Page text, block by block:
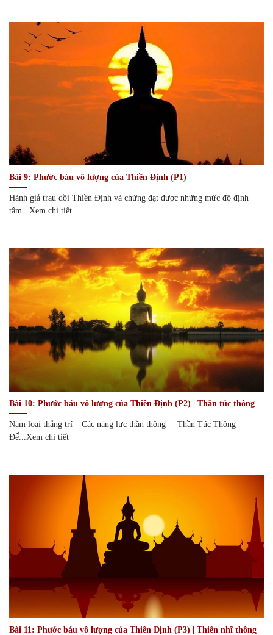
Bài 9: Phước báu vô lượng của Thiền Định (P1)
Hành giả trau dồi Thiền Định và chứng đạt được những mức độ định
tâm...Xem chi tiết
Bài 10: Phước báu vô lượng của Thiền Định (P2) | Thần túc thông
Năm loại thắng trí – Các năng lực thần thông – Thần Túc Thông
Để...Xem chi tiết
Bài 11: Phước báu vô lượng của Thiền Định (P3) | Thiên nhĩ thông